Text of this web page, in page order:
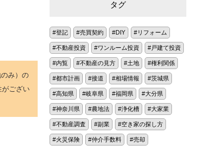
み）の
がござい
タグ
登記 売買契約 DIY リフォーム
不動産投資 ワンルーム投資 戸建て投資
内覧 不動産の見方 土地 権利関係
都市計画 接道 相場情報 茨城県
高知県 岐阜県 福岡県 大分県
神奈川県 農地法 浄化槽 大家業
不動産調査 副業 空き家の探し方
火災保険 仲介手数料 売却